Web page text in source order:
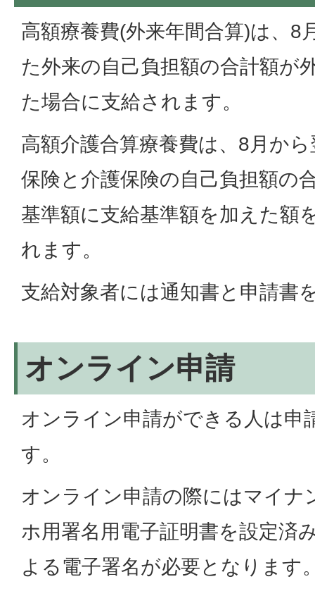
高額療養費(外来年間合算)は、8
た外来の自己負担額の合計額が
た場合に支給されます。
高額介護合算療養費は、8月か
保険と介護保険の自己負担額の
基準額に支給基準額を加えた額
れます。
支給対象者には通知書と申請書
オンライン申請
オンライン申請ができる人は申
す。
オンライン申請の際にはマイナ
ホ用署名用電子証明書を設定済
よる電子署名が必要となります